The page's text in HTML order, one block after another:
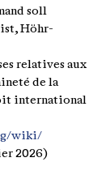
soll
Höhr-
relatives aux
de la
international
wiki/
2026)